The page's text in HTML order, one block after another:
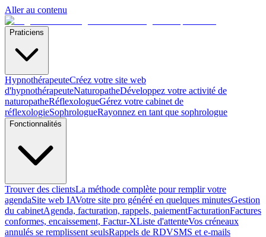
Aller au contenu
Praticiens
HypnothérapeuteCréez votre site web
d'hypnothérapeuteNaturopatheDéveloppez votre activité de
naturopatheRéflexologueGérez votre cabinet de
réflexologieSophrologueRayonnez en tant que sophrologue
Fonctionnalités
Trouver des clientsLa méthode complète pour remplir votre
agendaSite web IAVotre site pro généré en quelques minutesGestion
du cabinetAgenda, facturation, rappels, paiementFacturationFactures
conformes, encaissement, Factur-XListe d'attenteVos créneaux
annulés se remplissent seulsRappels de RDVSMS et e-mails